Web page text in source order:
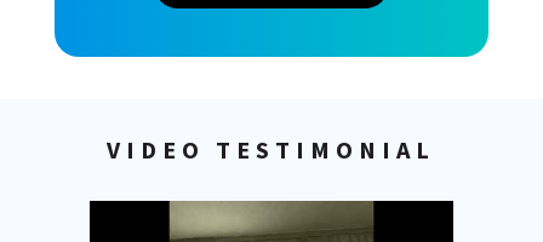
VIDEO TESTIMONIAL